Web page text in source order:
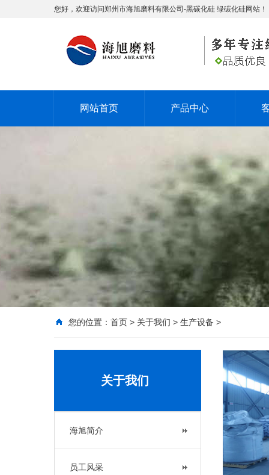
您好，欢迎访问郑州市海旭磨料有限公司-黑碳化硅 绿碳化硅网站！
网站首页 产品中心
您的位置： 首页 > 关于我们 > 生产设备 >
关于我们
海旭简介
员工风采